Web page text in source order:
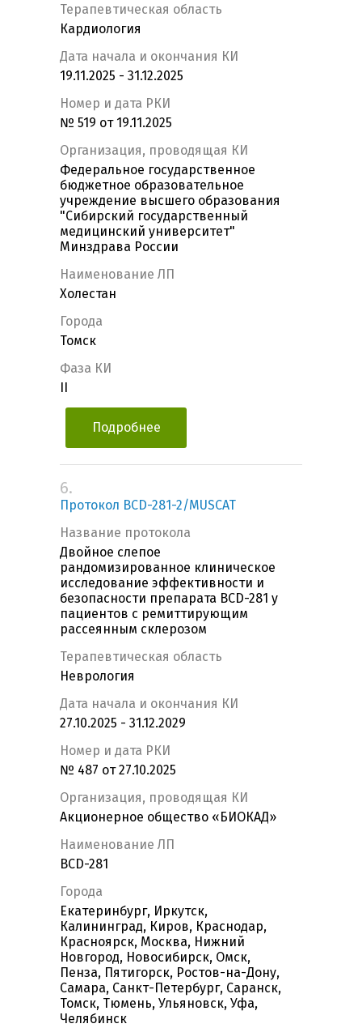
Терапевтическая область
Кардиология
Дата начала и окончания КИ
19.11.2025 - 31.12.2025
Номер и дата РКИ
№ 519 от 19.11.2025
Организация, проводящая КИ
Федеральное государственное
бюджетное образовательное
учреждение высшего образования
"Сибирский государственный
медицинский университет"
Минздрава России
Наименование ЛП
Холестан
Города
Томск
Фаза КИ
Подробнее
6.
Протокол BCD-281-2/MUSCAT
Название протокола
Двойное слепое
рандомизированное клиническое
исследование эффективности и
безопасности препарата BCD-281 у
пациентов с ремиттирующим
рассеянным склерозом
Терапевтическая область
Неврология
Дата начала и окончания КИ
27.10.2025 - 31.12.2029
Номер и дата РКИ
№ 487 от 27.10.2025
Организация, проводящая КИ
Акционерное общество «БИОКАД»
Наименование ЛП
BCD-281
Города
Екатеринбург, Иркутск,
Калининград, Киров, Краснодар,
Красноярск, Москва, Нижний
Новгород, Новосибирск, Омск,
Пенза, Пятигорск, Ростов-на-Дону,
Самара, Санкт-Петербург, Саранск,
Томск, Тюмень, Ульяновск, Уфа,
Челябинск